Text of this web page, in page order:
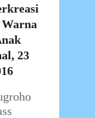
23